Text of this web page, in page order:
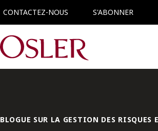
CONTACTEZ-NOUS S'ABONNER
Main Navigation
BLOGUE SUR LA GESTION DES RISQUES